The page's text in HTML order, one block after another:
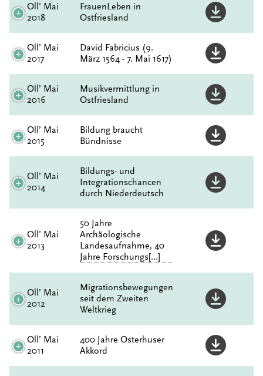
Oll’ Mai
2018
FrauenLeben in
Ostfriesland
Oll’ Mai
2017
David Fabricius (9.
März 1564 - 7. Mai 1617)
Oll’ Mai
2016
Musikvermittlung in
Ostfriesland
Oll’ Mai
2015
Bildung braucht
Bündnisse
Oll’ Mai
2014
Bildungs- und
Integrationschancen
durch Niederdeutsch
Oll’ Mai
2013
50 Jahre
Archäologische
Landesaufnahme, 40
Jahre Forschungs[...]
Oll’ Mai
2012
Migrationsbewegungen
seit dem Zweiten
Weltkrieg
Oll’ Mai
2011
400 Jahre Osterhuser
Akkord